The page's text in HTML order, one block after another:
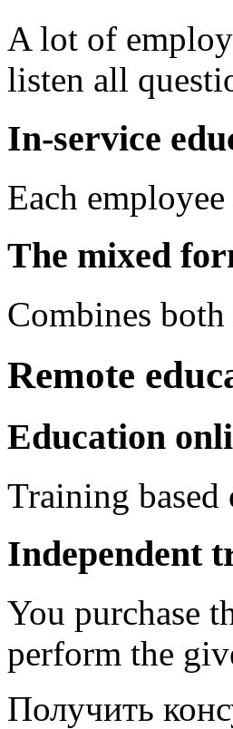
A lot of
listen all
In-service
Each
The mixed
Combines
Remote
Education
Training
Independent
You purchase
perform the
Получить